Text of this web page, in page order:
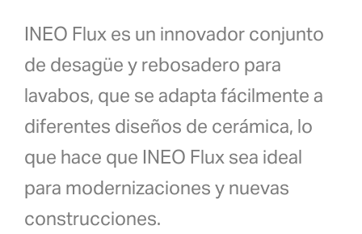
INEO Flux es un innovador conjunto
de desagüe y rebosadero para
lavabos, que se adapta fácilmente a
diferentes diseños de cerámica, lo
que hace que INEO Flux sea ideal
para modernizaciones y nuevas
construcciones.